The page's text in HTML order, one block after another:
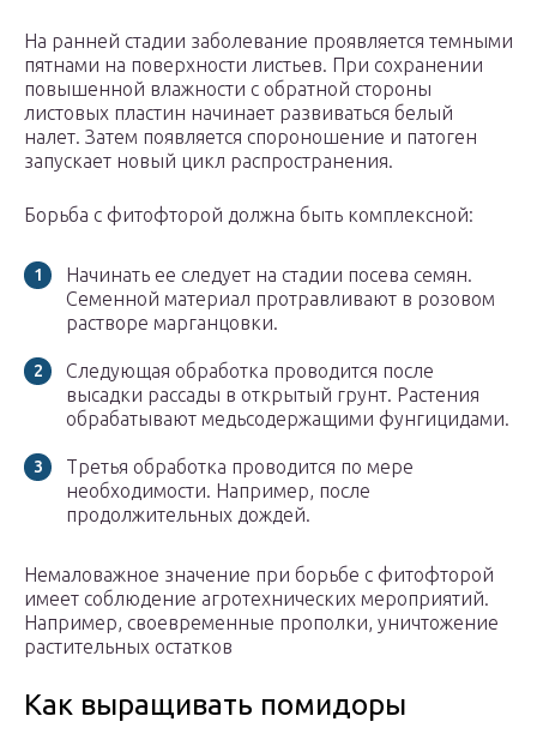
На ранней стадии заболевание проявляется темными
пятнами на поверхности листьев. При сохранении
повышенной влажности с обратной стороны
листовых пластин начинает развиваться белый
налет. Затем появляется спороношение и патоген
запускает новый цикл распространения.
Борьба с фитофторой должна быть комплексной:
Начинать ее следует на стадии посева семян.
Семенной материал протравливают в розовом
растворе марганцовки.
Следующая обработка проводится после
высадки рассады в открытый грунт. Растения
обрабатывают медьсодержащими фунгицидами.
Третья обработка проводится по мере
необходимости. Например, после
продолжительных дождей.
Немаловажное значение при борьбе с фитофторой
имеет соблюдение агротехнических мероприятий.
Например, своевременные прополки, уничтожение
растительных остатков
Как выращивать помидоры